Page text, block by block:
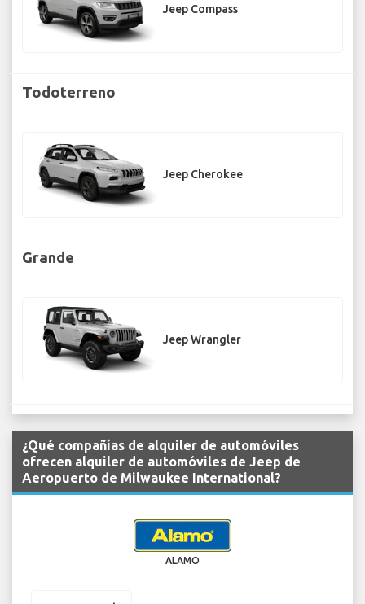
Jeep Compass
Todoterreno
Jeep Cherokee
Grande
Jeep Wrangler
¿Qué compañías de alquiler de automóviles
ofrecen alquiler de automóviles de Jeep de
Aeropuerto de Milwaukee International?
ALAMO